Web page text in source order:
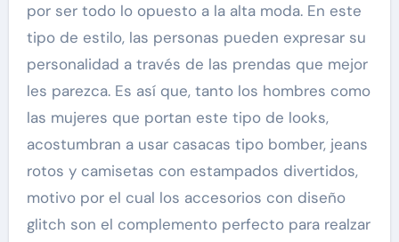
por ser todo lo opuesto a la alta moda. En este
tipo de estilo, las personas pueden expresar su
personalidad a través de las prendas que mejor
les parezca. Es así que, tanto los hombres como
las mujeres que portan este tipo de looks,
acostumbran a usar casacas tipo bomber, jeans
rotos y camisetas con estampados divertidos,
motivo por el cual los accesorios con diseño
glitch son el complemento perfecto para realzar